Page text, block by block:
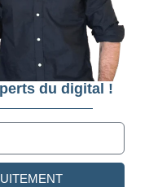
du digital !